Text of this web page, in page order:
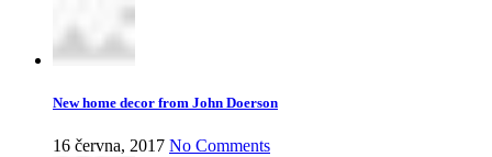
New home decor from John Doerson
16 června, 2017 No Comments